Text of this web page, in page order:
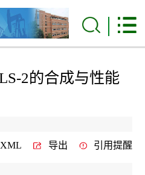
2的合成与性能
XML 导出 引用提醒